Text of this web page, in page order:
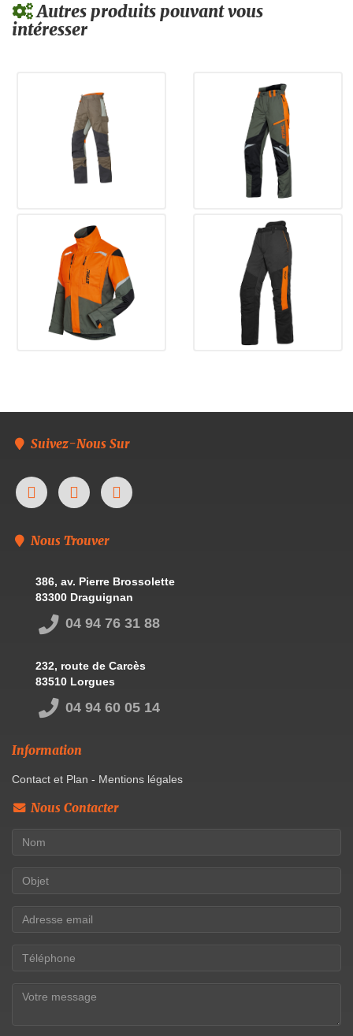
Autres produits pouvant vous
intéresser
Suivez-Nous Sur
Nous Trouver
386, av. Pierre Brossolette
83300 Draguignan
04 94 76 31 88
232, route de Carcès
83510 Lorgues
04 94 60 05 14
Information
Contact et Plan - Mentions légales
Nous Contacter